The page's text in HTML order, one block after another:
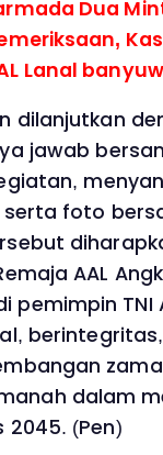
Dua
Lanal
dilanjutkan
jawab
serta foto
AAL
pemimpin TNI
dalam
2045. (Pen)